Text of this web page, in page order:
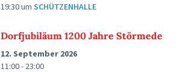
19:30um SCHÜTZENHALLE
Dorfjubiläum 1200 Jahre Störmede
12. September 2026
11:00 - 23:00